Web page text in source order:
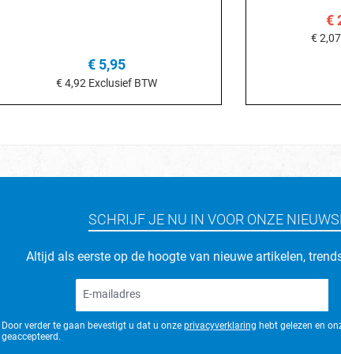
€ 5,95
€ 4,92 Exclusief BTW
€
€ 2,07
SCHRIJF JE NU IN VOOR ONZE
Altijd als eerste op de hoogte van nieuwe artikelen,
Door verder te gaan bevestigt u dat u onze privacyverklaring hebt gelezen en
geaccepteerd.